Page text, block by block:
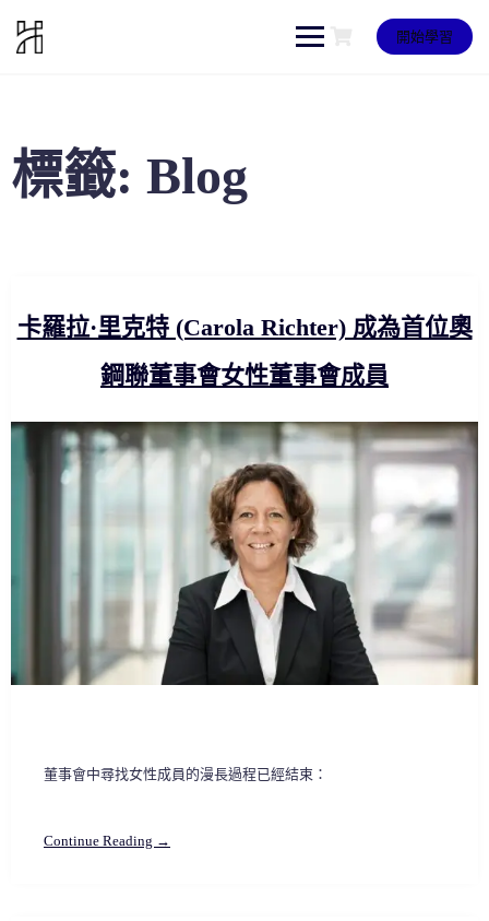
content
開始學習
標籤: Blog
卡羅拉·里克特 (Carola Richter) 成為首位奧
鋼聯董事會女性董事會成員
董事會中尋找女性成員的漫長過程已經結束：
Continue Reading →